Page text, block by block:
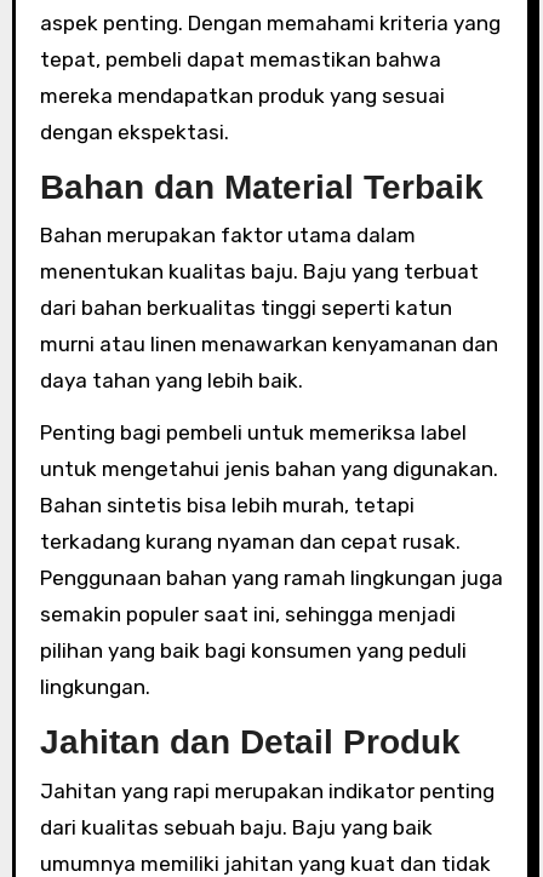
aspek penting. Dengan memahami kriteria yang
tepat, pembeli dapat memastikan bahwa
mereka mendapatkan produk yang sesuai
dengan ekspektasi.
Bahan dan Material Terbaik
Bahan merupakan faktor utama dalam
menentukan kualitas baju. Baju yang terbuat
dari bahan berkualitas tinggi seperti katun
murni atau linen menawarkan kenyamanan dan
daya tahan yang lebih baik.
Penting bagi pembeli untuk memeriksa label
untuk mengetahui jenis bahan yang digunakan.
Bahan sintetis bisa lebih murah, tetapi
terkadang kurang nyaman dan cepat rusak.
Penggunaan bahan yang ramah lingkungan juga
semakin populer saat ini, sehingga menjadi
pilihan yang baik bagi konsumen yang peduli
lingkungan.
Jahitan dan Detail Produk
Jahitan yang rapi merupakan indikator penting
dari kualitas sebuah baju. Baju yang baik
umumnya memiliki jahitan yang kuat dan tidak